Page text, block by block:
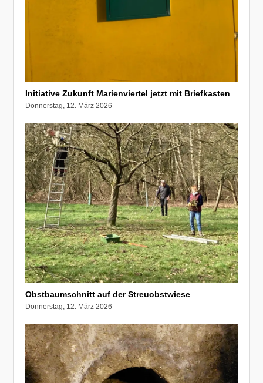
Initiative Zukunft Marienviertel jetzt mit Briefkasten
Donnerstag, 12. März 2026
Obstbaumschnitt auf der Streuobstwiese
Donnerstag, 12. März 2026